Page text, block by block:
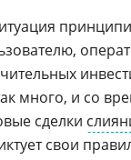
много, и со
сделки
свои